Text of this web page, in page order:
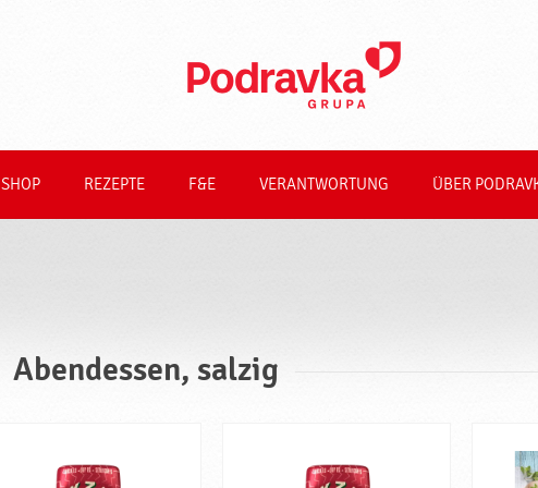
SHOP REZEPTE F&E VERANTWORTUNG ÜBER
Abendessen, salzig